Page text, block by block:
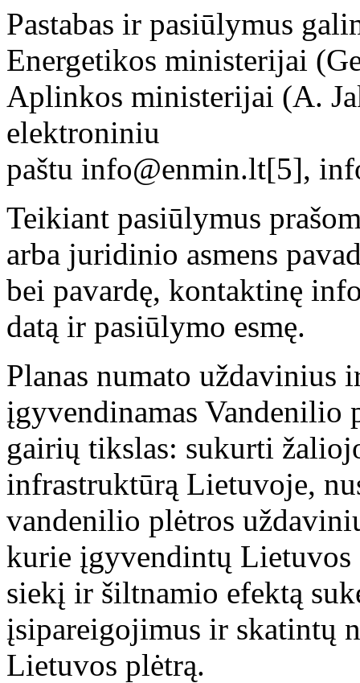
Pastabas ir pasiūlymus
Energetikos ministerijai
Aplinkos ministerijai (A.
elektroniniu
paštu info@enmin.lt[5],
Teikiant pasiūlymus
arba juridinio asmens
bei pavardę, kontaktinę
datą ir pasiūlymo esmę.
Planas numato uždavinius
įgyvendinamas Vandenilio
gairių tikslas: sukurti
infrastruktūrą Lietuvoje,
vandenilio plėtros
kurie įgyvendintų Lietuvos
siekį ir šiltnamio efektą
įsipareigojimus ir skatintų
Lietuvos plėtrą.